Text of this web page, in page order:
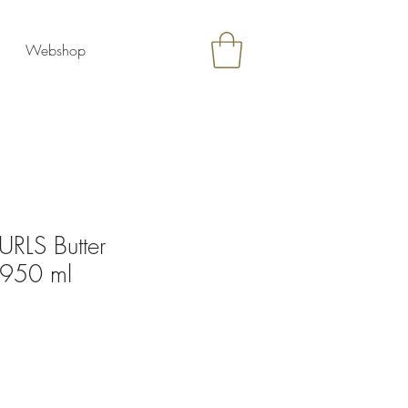
Webshop
Butter
ml